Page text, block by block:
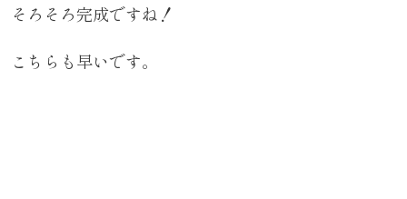
そろそろ完成ですね！
こちらも早いです。